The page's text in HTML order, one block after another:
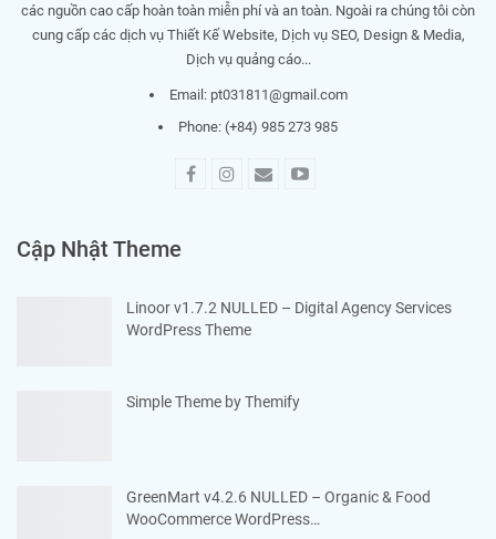
các nguồn cao cấp hoàn toàn miễn phí và an toàn. Ngoài ra chúng tôi còn
cung cấp các dịch vụ Thiết Kế Website, Dịch vụ SEO, Design & Media,
Dịch vụ quảng cáo...
Email: pt031811@gmail.com
Phone: (+84) 985 273 985
Cập Nhật Theme
Linoor v1.7.2 NULLED – Digital Agency Services
WordPress Theme
Simple Theme by Themify
GreenMart v4.2.6 NULLED – Organic & Food
WooCommerce WordPress…